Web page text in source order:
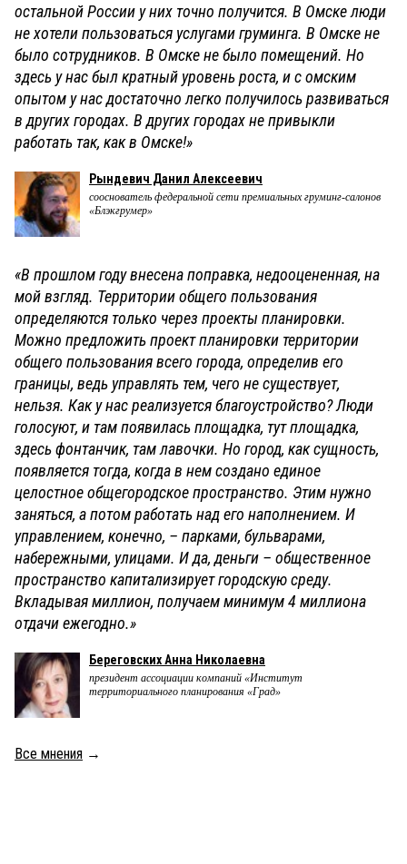
остальной России у них точно получится. В Омске люди
не хотели пользоваться услугами груминга. В Омске не
было сотрудников. В Омске не было помещений. Но
здесь у нас был кратный уровень роста, и с омским
опытом у нас достаточно легко получилось развиваться
в других городах. В других городах не привыкли
работать так, как в Омске!»
Рындевич Данил Алексеевич
сооснователь федеральной сети премиальных груминг-салонов
«Блэкгрумер»
«В прошлом году внесена поправка, недооцененная, на
мой взгляд. Территории общего пользования
определяются только через проекты планировки.
Можно предложить проект планировки территории
общего пользования всего города, определив его
границы, ведь управлять тем, чего не существует,
нельзя. Как у нас реализуется благоустройство? Люди
голосуют, и там появилась площадка, тут площадка,
здесь фонтанчик, там лавочки. Но город, как сущность,
появляется тогда, когда в нем создано единое
целостное общегородское пространство. Этим нужно
заняться, а потом работать над его наполнением. И
управлением, конечно, – парками, бульварами,
набережными, улицами. И да, деньги – общественное
пространство капитализирует городскую среду.
Вкладывая миллион, получаем минимум 4 миллиона
отдачи ежегодно.»
Береговских Анна Николаевна
президент ассоциации компаний «Институт
территориального планирования «Град»
Все мнения →